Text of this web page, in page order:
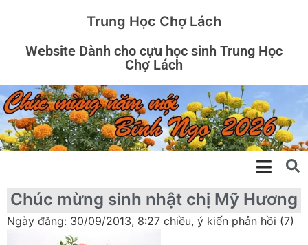
Trung Học Chợ Lách
Website Dành cho cựu học sinh Trung Học
Chợ Lách
Chúc mừng sinh nhật chị Mỹ Hương
Ngày đăng: 30/09/2013, 8:27 chiều, ý kiến phản hồi (7)